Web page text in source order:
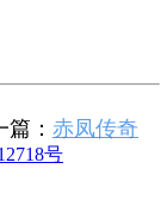
篇： 赤凤传奇
号